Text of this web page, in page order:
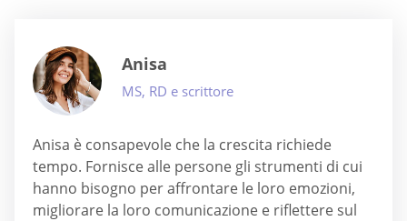
Anisa
MS, RD e scrittore
Anisa è consapevole che la crescita richiede
tempo. Fornisce alle persone gli strumenti di cui
hanno bisogno per affrontare le loro emozioni,
migliorare la loro comunicazione e riflettere sul